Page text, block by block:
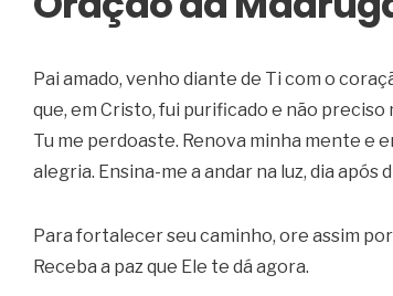
Pai amado, venho diante de Ti com o
que, em Cristo, fui purificado e não
Tu me perdoaste. Renova minha mente e
alegria. Ensina-me a andar na luz, dia após
Para fortalecer seu caminho, ore assim
Receba a paz que Ele te dá agora.